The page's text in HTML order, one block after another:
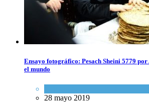
Ensayo fotográfico: Pesach Sheini 5779
el mundo
28 mayo 2019